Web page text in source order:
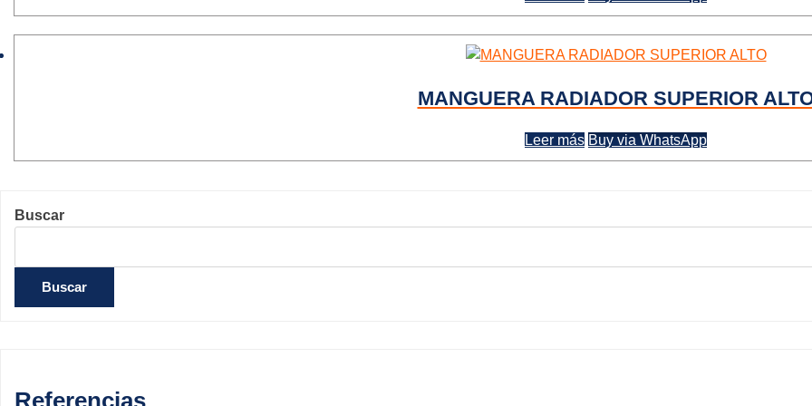
MANGUERA RADIADOR SUPERIOR
Leer más Buy via WhatsApp
Buscar
Buscar